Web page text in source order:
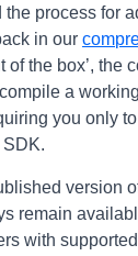
pro­cess for
in our
of the box’, the
a
you only
ver­si­on
remain
with